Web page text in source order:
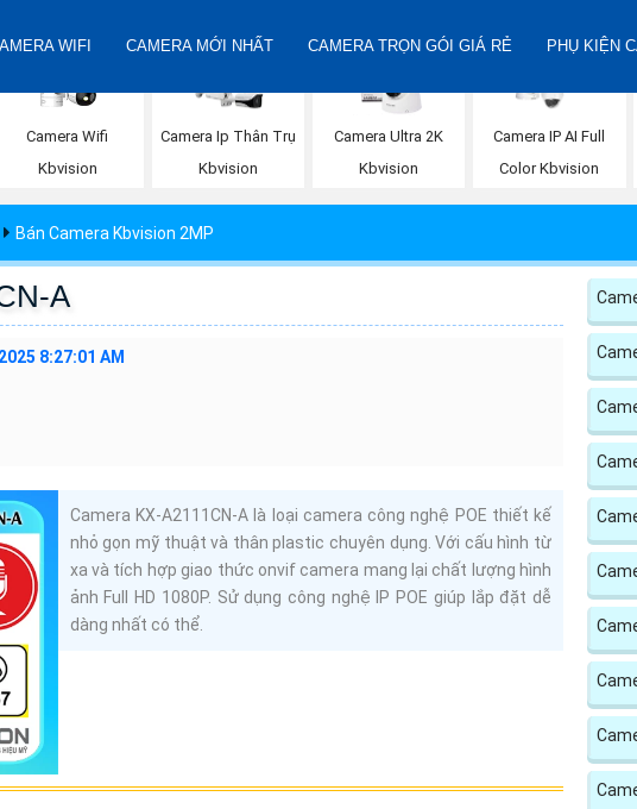
WIFI CAMERA MỚI NHẤT CAMERA TRỌN GÓI GIÁ RẺ PHỤ KIỆN
Camera Wifi
Kbvision
Camera Ip Thân Trụ
Kbvision
Camera Ultra 2K
Kbvision
Camera IP AI Full
Color Kbvision
Bán Camera Kbvision 2MP
A
8:27:01 AM
Camera KX-A2111CN-A là loại camera công nghệ POE thiết kế
nhỏ gọn mỹ thuật và thân plastic chuyên dụng. Với cấu hình từ
xa và tích hợp giao thức onvif camera mang lại chất lượng hình
ảnh Full HD 1080P. Sử dụng công nghệ IP POE giúp lắp đặt dễ
dàng nhất có thể.